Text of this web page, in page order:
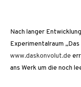
Nach langer
Experimentalraum
www.daskonvolut.de
ans Werk um die noch